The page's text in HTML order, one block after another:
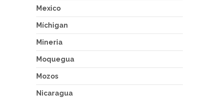
Mexico
Míchigan
Mineria
Moquegua
Mozos
Nicaragua